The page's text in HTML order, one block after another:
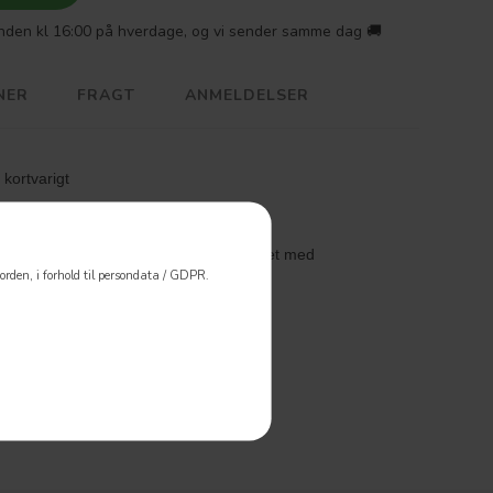
i forhold til persondata / GDPR.
kl 16:00 på hverdage, og vi sender samme dag 🚚
FRAGT ANMELDELSER
kortvarigt
af fornettet polyethylen og er forsynet med